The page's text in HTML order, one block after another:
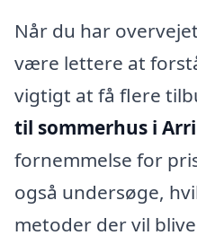
Når du har
være lettere at
vigtigt at få flere
til sommerhus i
fornemmelse for
også undersøge,
metoder der vil